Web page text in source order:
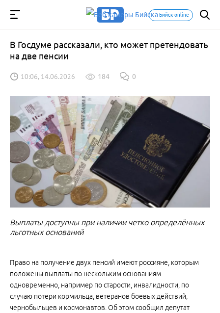
Бийск-online
В Госдуме рассказали, кто может претендовать
на две пенсии
10:06, 14.06.2026 184 0
Выплаты доступны при наличии четко определённых
льготных оснований
Право на получение двух пенсий имеют россияне, которым
положены выплаты по нескольким основаниям
одновременно, например по старости, инвалидности, по
случаю потери кормильца, ветеранов боевых действий,
чернобыльцев и космонавтов. Об этом сообщил депутат